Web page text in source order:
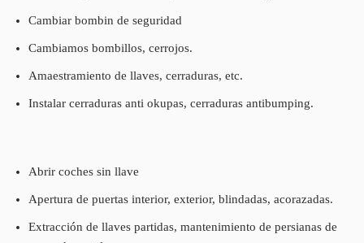
Cambiar bombin de seguridad
Cambiamos bombillos, cerrojos.
Amaestramiento de llaves, cerraduras, etc.
Instalar cerraduras anti okupas, cerraduras antibumping.
Abrir coches sin llave
Apertura de puertas interior, exterior, blindadas, acorazadas.
Extracción de llaves partidas, mantenimiento de persianas de